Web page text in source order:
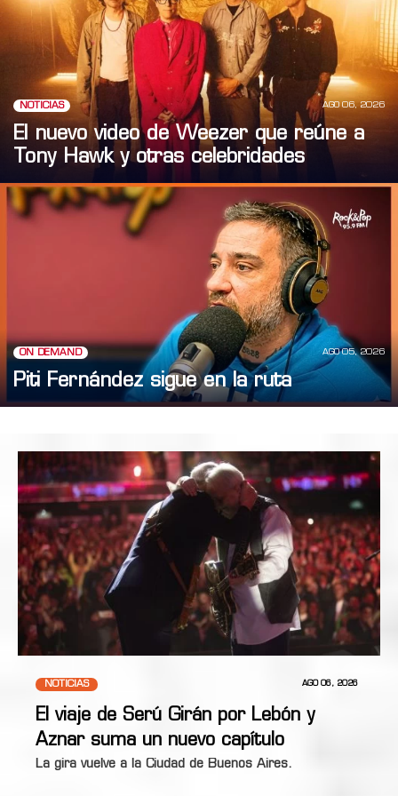
NOTICIAS AGO 06, 2026
El nuevo video de Weezer que reúne a
Tony Hawk y otras celebridades
ON DEMAND AGO 05, 2026
Piti Fernández sigue en la ruta
NOTICIAS AGO 06, 2026
El viaje de Serú Girán por Lebón y
Aznar suma un nuevo capítulo
La gira vuelve a la Ciudad de Buenos Aires.